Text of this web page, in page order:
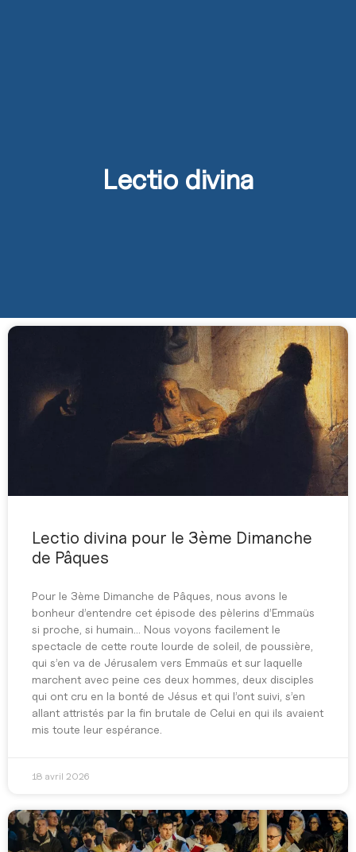
Lectio divina
Lectio divina pour le 3ème Dimanche
de Pâques
Pour le 3ème Dimanche de Pâques, nous avons le
bonheur d’entendre cet épisode des pèlerins d’Emmaüs
si proche, si humain… Nous voyons facilement le
spectacle de cette route lourde de soleil, de poussière,
qui s’en va de Jérusalem vers Emmaüs et sur laquelle
marchent avec peine ces deux hommes, deux disciples
qui ont cru en la bonté de Jésus et qui l’ont suivi, s’en
allant attristés par la fin brutale de Celui en qui ils avaient
mis toute leur espérance.
18 avril 2026